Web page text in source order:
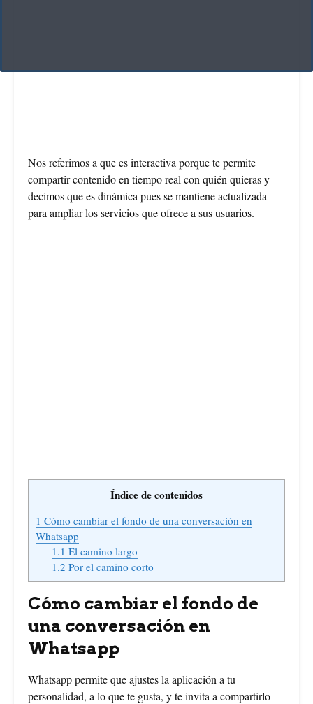
Nos referimos a que es interactiva porque te permite
compartir contenido en tiempo real con quién quieras y
decimos que es dinámica pues se mantiene actualizada
para ampliar los servicios que ofrece a sus usuarios.
Índice de contenidos
1 Cómo cambiar el fondo de una conversación en
Whatsapp
1.1 El camino largo
1.2 Por el camino corto
Cómo cambiar el fondo de
una conversación en
Whatsapp
Whatsapp permite que ajustes la aplicación a tu
personalidad, a lo que te gusta, y te invita a compartirlo